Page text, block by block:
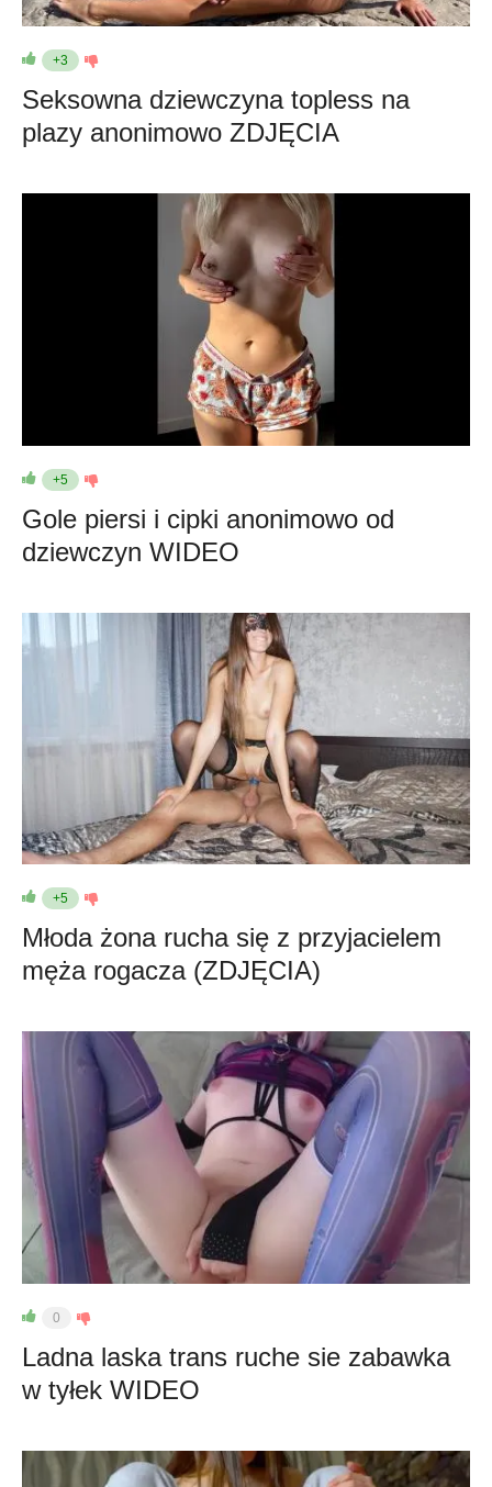
+3
Seksowna dziewczyna topless na
plazy anonimowo ZDJĘCIA
+5
Gole piersi i cipki anonimowo od
dziewczyn WIDEO
+5
Młoda żona rucha się z przyjacielem
męża rogacza (ZDJĘCIA)
0
Ladna laska trans ruche sie zabawka
w tyłek WIDEO